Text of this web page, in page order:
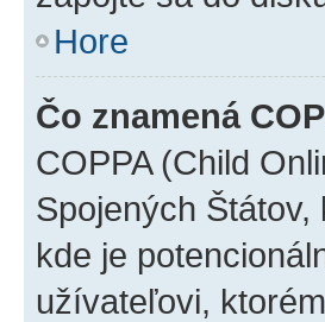
Hore
Čo znamená
COPPA (Child
Spojených
kde je
užívateľovi,